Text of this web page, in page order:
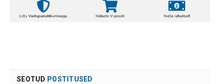
SEOTUD POSTITUSED